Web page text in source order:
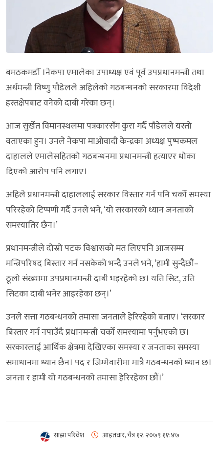
बमठकमडौँ ।नेकपा एमालेका उपाध्यक्ष एवं पूर्व उपप्रधानमन्त्री तथा
अर्थमन्त्री विष्णु पौडेलले अहिलेको गठबन्धनको सरकारमा विदेशी
हस्तक्षेपबाट वनेको दाबी गरेका छन्।
आज सुर्खेत विमानस्थलमा पत्रकारसँग कुरा गर्दै पौडेलले यस्तो
वताएका हुन। उनले नेकपा माओवादी केन्द्रका अध्यक्ष पुष्पकमल
दाहालले एमालेसहितको गठबन्धनमा प्रधानमन्त्री हत्याएर धोका
दिएको आरोप पनि लगाए।
अहिले प्रधानमन्त्री दाहाललाई सरकार विस्तार गर्न पनि चर्को समस्या
परिरहेको टिप्पणी गर्दै उनले भने, ‘यो सरकारको ध्यान जनताको
समस्यातिर छैन।’
प्रधानमन्त्रीले दोस्रो पटक विश्वासको मत लिएपनि आजसम्म
मन्त्रिपरिषद बिस्तार गर्न नसकेको भन्दै उनले भने, ‘हामी सुन्दैछौं–
ठूलो संख्यामा उपप्रधानमन्त्री दाबी भइरहेको छ। यति सिट, उति
सिटका दाबी भनेर आइरहेका छन्।’
उनले सत्ता गठबन्धनको तमासा जनताले हेरिरहेको बताए। ‘सरकार
बिस्तार गर्न नपाउँदै प्रधानमन्त्री चर्को समस्यामा पर्नुभएको छ।
सरकारलाई आर्थिक क्षेत्रमा देखिएका समस्या र जनताका समस्या
समाधानमा ध्यान छैन। पद र जिम्मेवारीमा मात्रै गठबन्धनको ध्यान छ।
जनता र हामी यो गठबन्धनको तमासा हेरिरहेका छौं।’
साझा परिवेश आइतवार, चैत्र १२, २०७९ ११:४७